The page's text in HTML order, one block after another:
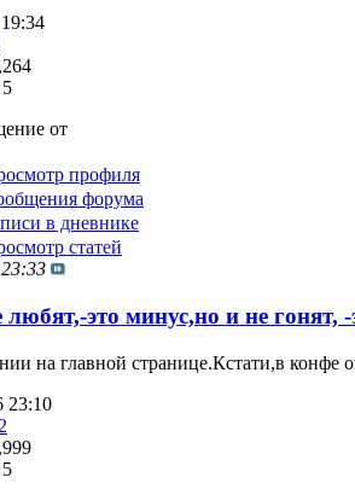
от
профиля
форума
в дневнике
статей
23:33
любят,-это минус,но и не гонят,
на главной странице.Кстати,в
23:10